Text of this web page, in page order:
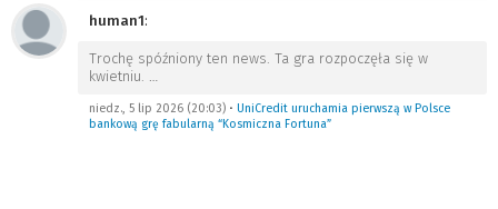
human1:
Trochę spóźniony ten news. Ta gra rozpoczęła się w
kwietniu. …
niedz., 5 lip 2026 (20:03) • UniCredit uruchamia pierwszą w Polsce
bankową grę fabularną “Kosmiczna Fortuna”